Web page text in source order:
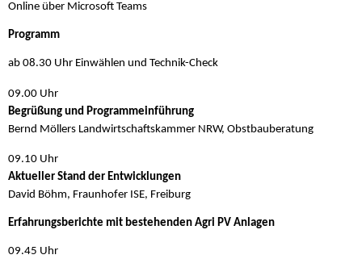
Online über Microsoft Teams
Programm
ab 08.30 Uhr Einwählen und Technik-Check
09.00 Uhr
Begrüßung und Programmeinführung
Bernd Möllers Landwirtschaftskammer NRW, Obstbauberatung
09.10 Uhr
Aktueller Stand der Entwicklungen
David Böhm, Fraunhofer ISE, Freiburg
Erfahrungsberichte mit bestehenden Agri PV Anlagen
09.45 Uhr